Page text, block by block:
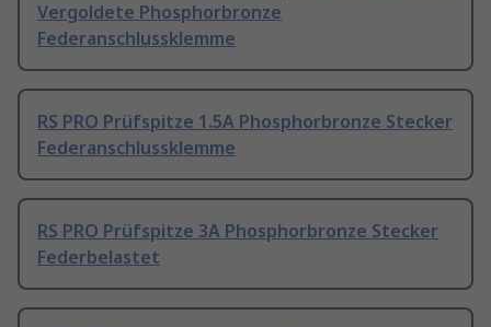
Vergoldete Phosphorbronze
Federanschlussklemme
RS PRO Prüfspitze 1.5A Phosphorbronze Stecker
Federanschlussklemme
RS PRO Prüfspitze 3A Phosphorbronze Stecker
Federbelastet